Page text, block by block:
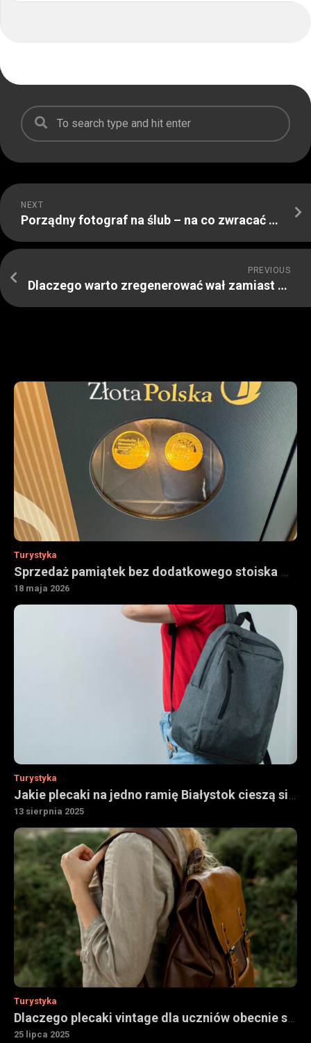
NEXT
Porządny fotograf na ślub – na co zwracać uwagę przy wyborze
PREVIOUS
Dlaczego warto zregenerować wał zamiast kupować nowy
Turystyka
Sprzedaż pamiątek bez dodatkowego stoiska — jak urządzenia vendingowe wspierają obiekty turystyczne
18 maja 2026
Turystyka
13 sierpnia 2025
Turystyka
25 lipca 2025